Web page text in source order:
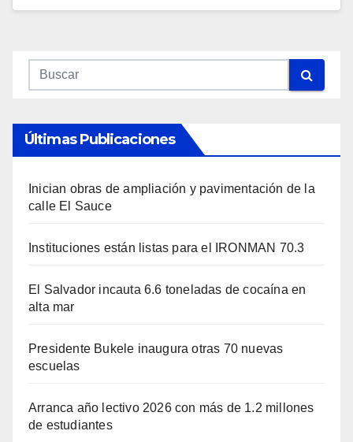
Últimas Publicaciones
Inician obras de ampliación y pavimentación de la
calle El Sauce
Instituciones están listas para el IRONMAN 70.3
El Salvador incauta 6.6 toneladas de cocaína en
alta mar
Presidente Bukele inaugura otras 70 nuevas
escuelas
Arranca año lectivo 2026 con más de 1.2 millones
de estudiantes